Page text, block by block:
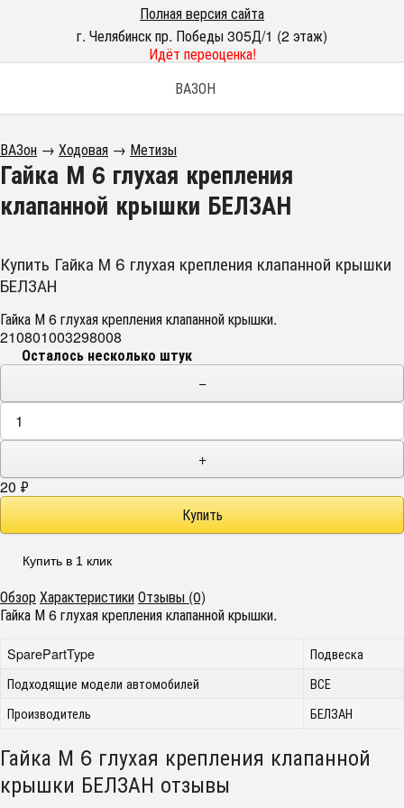
Полная версия сайта
г. Челябинск пр. Победы 305Д/1 (2 этаж)
Идёт переоценка!
ВАЗОН
ВАЗон → Ходовая → Метизы
Гайка М 6 глухая крепления
клапанной крышки БЕЛЗАН
Купить Гайка М 6 глухая крепления клапанной крышки
БЕЛЗАН
Гайка М 6 глухая крепления клапанной крышки.
210801003298008
Осталось несколько штук
−
+
20 ₽
Купить в 1 клик
ОбзорХарактеристикиОтзывы (0)
Гайка М 6 глухая крепления клапанной крышки.
SparePartType
Подвеска
Подходящие модели автомобилей
ВСЕ
Производитель
БЕЛЗАН
Гайка М 6 глухая крепления клапанной
крышки БЕЛЗАН отзывы